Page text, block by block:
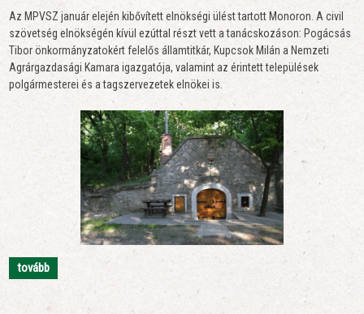
Az MPVSZ január elején kibővített elnökségi ülést tartott Monoron. A civil
szövetség elnökségén kívül ezúttal részt vett a tanácskozáson: Pogácsás
Tibor önkormányzatokért felelős államtitkár, Kupcsok Milán a Nemzeti
Agrárgazdasági Kamara igazgatója, valamint az érintett települések
polgármesterei és a tagszervezetek elnökei is.
tovább